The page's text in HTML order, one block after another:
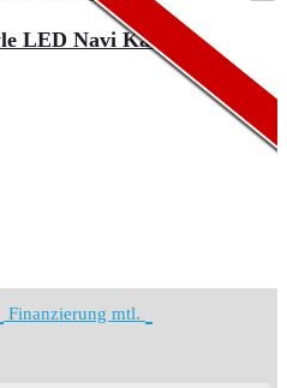
LED Navi Kamera
Finanzierung mtl.